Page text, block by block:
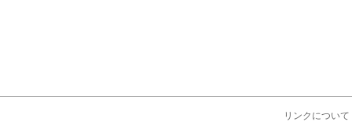
リンクについて